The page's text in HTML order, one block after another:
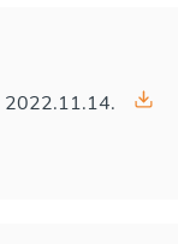
2022.11.14.